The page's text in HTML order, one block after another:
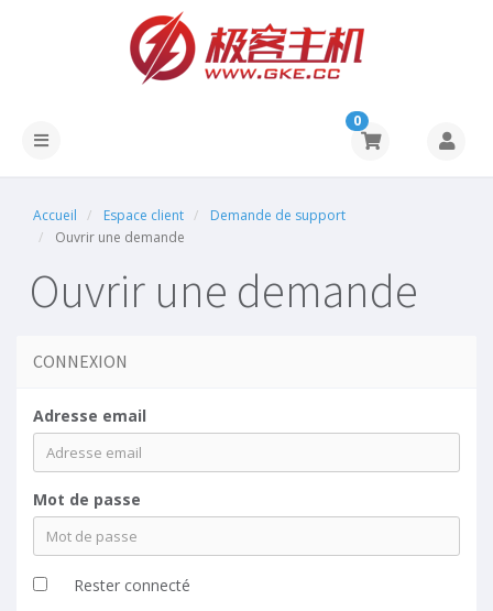
0
Accueil Espace client
Demande de support
Ouvrir une demande
Ouvrir une demande
CONNEXION
Adresse email
Mot de passe
Rester connecté